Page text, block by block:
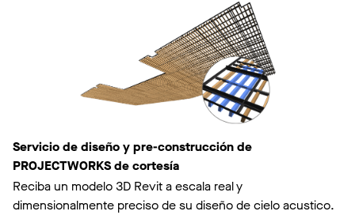
Servicio de diseño y pre-construcción de
PROJECTWORKS de cortesía
Reciba un modelo 3D Revit a escala real y
dimensionalmente preciso de su diseño de cielo acustico.